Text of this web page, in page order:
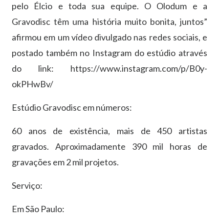
pelo Élcio e toda sua equipe. O Olodum e a
Gravodisc têm uma história muito bonita, juntos”
afirmou em um vídeo divulgado nas redes sociais, e
postado também no Instagram do estúdio através
do link: https://www.instagram.com/p/B0y-
okPHwBv/
Estúdio Gravodisc em números:
60 anos de existência, mais de 450 artistas
gravados. Aproximadamente 390 mil horas de
gravações em 2 mil projetos.
Serviço:
Em São Paulo: